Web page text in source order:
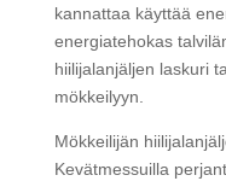
kannattaa käyttää
energiatehokas
hiilijalanjäljen laskuri
mökkeilyyn.
Mökkeilijän
Kevätmessuilla